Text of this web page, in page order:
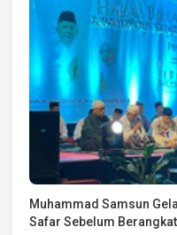
Muhammad Samsun
Safar Sebelum